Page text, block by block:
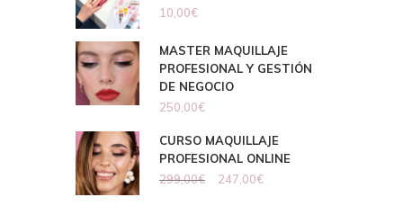
10,00€
MASTER MAQUILLAJE
PROFESIONAL Y GESTIÓN
DE NEGOCIO
250,00€
CURSO MAQUILLAJE
PROFESIONAL ONLINE
299,00€ 247,00€